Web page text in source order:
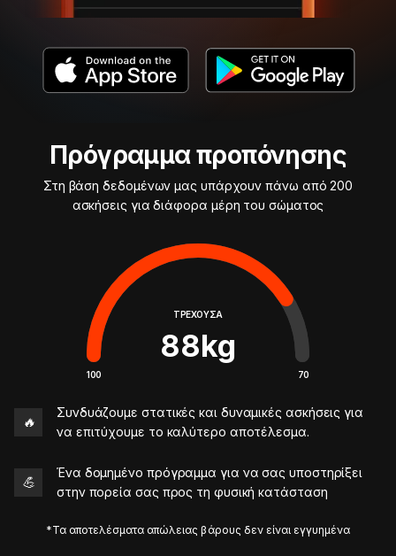
Πρόγραμμα προπόνησης
Στη βάση δεδομένων μας υπάρχουν πάνω από 200
ασκήσεις για διάφορα μέρη του σώματος
ΤΡΈΧΟΥΣΑ
88kg
100 70
🔥
Συνδυάζουμε στατικές και δυναμικές ασκήσεις για
να επιτύχουμε το καλύτερο αποτέλεσμα.
💪
Ένα δομημένο πρόγραμμα για να σας υποστηρίξει
στην πορεία σας προς τη φυσική κατάσταση
*Τα αποτελέσματα απώλειας βάρους δεν είναι εγγυημένα